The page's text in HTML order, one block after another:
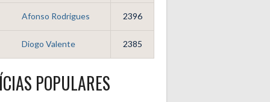
Afonso Rodrigues 2396
Diogo Valente 2385
POPULARES